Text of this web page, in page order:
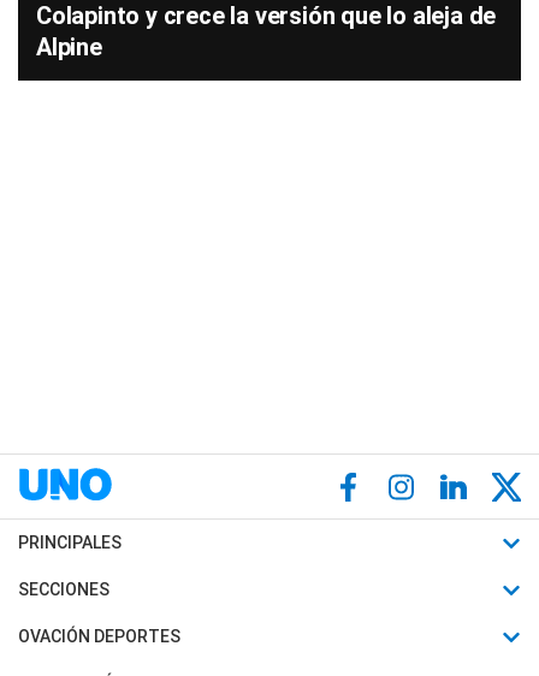
Colapinto y crece la versión que lo aleja de
Alpine
PRINCIPALES
Últimas Noticias
Política
SECCIONES
Horóscopo
OVACIÓN DEPORTES